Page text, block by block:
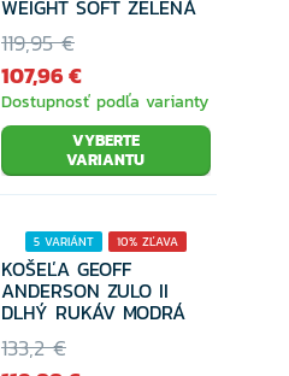
WEIGHT SOFT ZELENÁ
119,95 €
107,96 €
Dostupnosť podľa varianty
VYBERTE
VARIANTU
5 VARIÁNT 10% ZĽAVA
KOŠEĽA GEOFF
ANDERSON ZULO II
DLHÝ RUKÁV MODRÁ
133,2 €